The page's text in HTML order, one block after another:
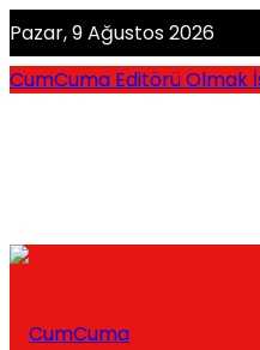
Pazar, 9 Ağustos 2026
CumCuma Editörü Olmak